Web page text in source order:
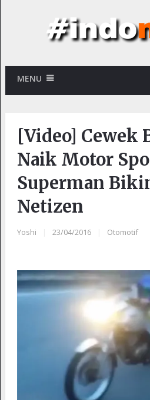
MENU
[Video] Cewek
Naik Motor
Superman
Netizen
Yoshi 23/04/2016 Otomotif